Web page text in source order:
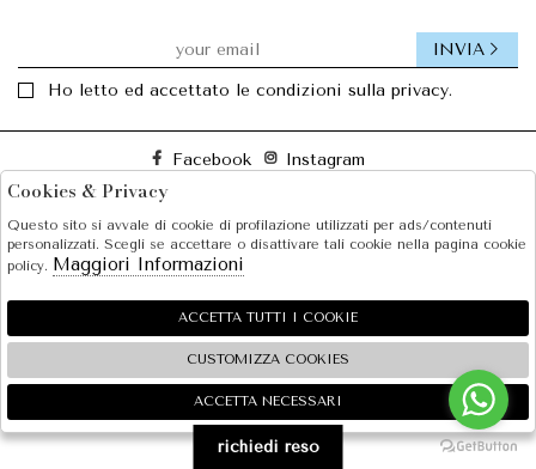
Ho letto ed accettato le condizioni sulla privacy.
INVIA
Facebook Instagram
SOLE S.R.L.
SHOPPING
EXTRA
2026 SOLE S.R.L. - P.iva : 07456781215 Powered byAteliersocietàgruppo Zucchetti
🍪
richiedi reso
Cookies & Privacy
Questo sito si avvale di cookie di profilazione utilizzati per ads/contenuti
personalizzati. Scegli se accettare o disattivare tali cookie nella pagina cookie
policy. Maggiori Informazioni
ACCETTA TUTTI I COOKIE
CUSTOMIZZA COOKIES
ACCETTA NECESSARI